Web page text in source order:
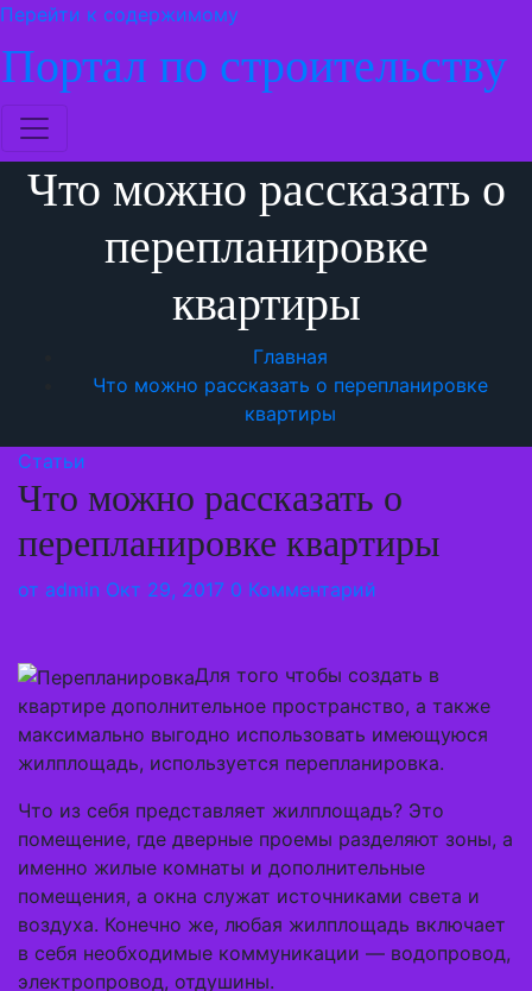
Перейти к содержимому
Портал по строительству
Что можно рассказать о
перепланировке
квартиры
Главная
Что можно рассказать о перепланировке
квартиры
Статьи
Что можно рассказать о
перепланировке квартиры
от admin Окт 29, 2017 0 Комментарий
Для того чтобы создать в
квартире дополнительное пространство, а также
максимально выгодно использовать имеющуюся
жилплощадь, используется перепланировка.
Что из себя представляет жилплощадь? Это
помещение, где дверные проемы разделяют зоны, а
именно жилые комнаты и дополнительные
помещения, а окна служат источниками света и
воздуха. Конечно же, любая жилплощадь включает
в себя необходимые коммуникации — водопровод,
электропровод, отдушины.